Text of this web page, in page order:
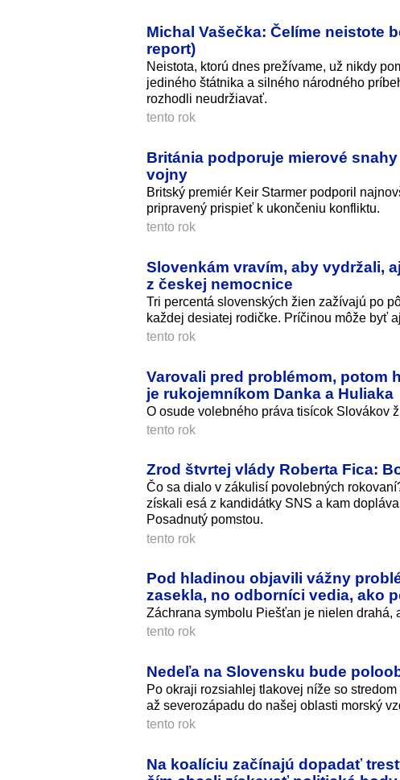
Michal Vašečka: Čelíme neistote
report)
Neistota, ktorú dnes prežívame, už nikdy
jediného štátnika a silného národného
rozhodli neudržiavať.
tento rok
Británia podporuje mierové
vojny
Britský premiér Keir Starmer podporil
pripravený prispieť k ukončeniu konfliktu.
tento rok
Slovenkám vravím, aby vydržali,
z českej nemocnice
Tri percentá slovenských žien zažívajú po
každej desiatej rodičke. Príčinou môže byť
tento rok
Varovali pred problémom, potom
je rukojemníkom Danka a Huliaka
O osude volebného práva tisícok Slovákov
tento rok
Zrod štvrtej vlády Roberta Fica:
Čo sa dialo v zákulisí povolebných
získali esá z kandidátky SNS a kam
Posadnutý pomstou.
tento rok
Pod hladinou objavili vážny
zasekla, no odborníci vedia, ako
Záchrana symbolu Piešťan je nielen drahá,
tento rok
Nedeľa na Slovensku bude
Po okraji rozsiahlej tlakovej níže so
až severozápadu do našej oblasti morský
tento rok
Na koalíciu začínajú dopadať